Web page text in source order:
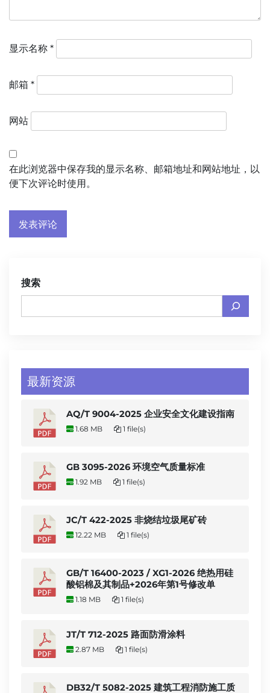
显示名称 *
邮箱 *
网站
在此浏览器中保存我的显示名称、邮箱地址和网站地址，以
便下次评论时使用。
搜索
最新资源
AQ/T 9004-2025 企业安全文化建设指南
1.68 MB 1 file(s)
GB 3095-2026 环境空气质量标准
1.92 MB 1 file(s)
JC/T 422-2025 非烧结垃圾尾矿砖
12.22 MB 1 file(s)
GB/T 16400-2023 / XG1-2026 绝热用硅
酸铝棉及其制品+2026年第1号修改单
1.18 MB 1 file(s)
JT/T 712-2025 路面防滑涂料
2.87 MB 1 file(s)
DB32/T 5082-2025 建筑工程消防施工质